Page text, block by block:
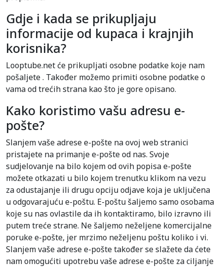
Gdje i kada se prikupljaju
informacije od kupaca i krajnjih
korisnika?
Looptube.net će prikupljati osobne podatke koje nam
pošaljete . Također možemo primiti osobne podatke o
vama od trećih strana kao što je gore opisano.
Kako koristimo vašu adresu e-
pošte?
Slanjem vaše adrese e-pošte na ovoj web stranici
pristajete na primanje e-pošte od nas. Svoje
sudjelovanje na bilo kojem od ovih popisa e-pošte
možete otkazati u bilo kojem trenutku klikom na vezu
za odustajanje ili drugu opciju odjave koja je uključena
u odgovarajuću e-poštu. E-poštu šaljemo samo osobama
koje su nas ovlastile da ih kontaktiramo, bilo izravno ili
putem treće strane. Ne šaljemo neželjene komercijalne
poruke e-pošte, jer mrzimo neželjenu poštu koliko i vi.
Slanjem vaše adrese e-pošte također se slažete da ćete
nam omogućiti upotrebu vaše adrese e-pošte za ciljanje